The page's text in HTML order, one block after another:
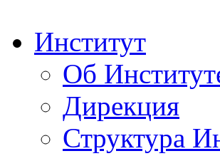
Институт
Об
Дирекция
Структура